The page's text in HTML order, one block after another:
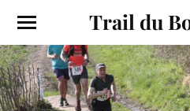
Trail du